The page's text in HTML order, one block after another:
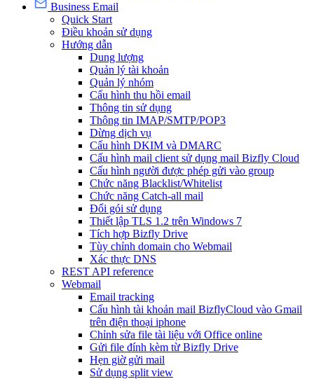
Business Email
Quick Start
Điều khoản sử dụng
Hướng dẫn
Dung lượng
Quản lý tài khoản
Quản lý nhóm
Cấu hình thu hồi email
Thông tin sử dụng
Thông tin IMAP/SMTP/POP3
Dừng dịch vụ
Cấu hình DKIM và DMARC
Cấu hình mail client sử dụng mail Bizfly Cloud
Cấu hình người được phép gửi vào group
Chức năng Blacklist/Whitelist
Chức năng Catch-all mail
Đổi gói sử dụng
Thiết lập TLS 1.2 trên Windows 7
Tích hợp Bizfly Drive
Tùy chỉnh domain cho Webmail
Xác thực DNS
REST API reference
Webmail
Email tracking
Cấu hình tài khoản mail BizflyCloud vào Gmail
trên điện thoại iphone
Chỉnh sửa file tài liệu với Office online
Gửi file đính kèm từ Bizfly Drive
Hẹn giờ gửi mail
Sử dụng split view